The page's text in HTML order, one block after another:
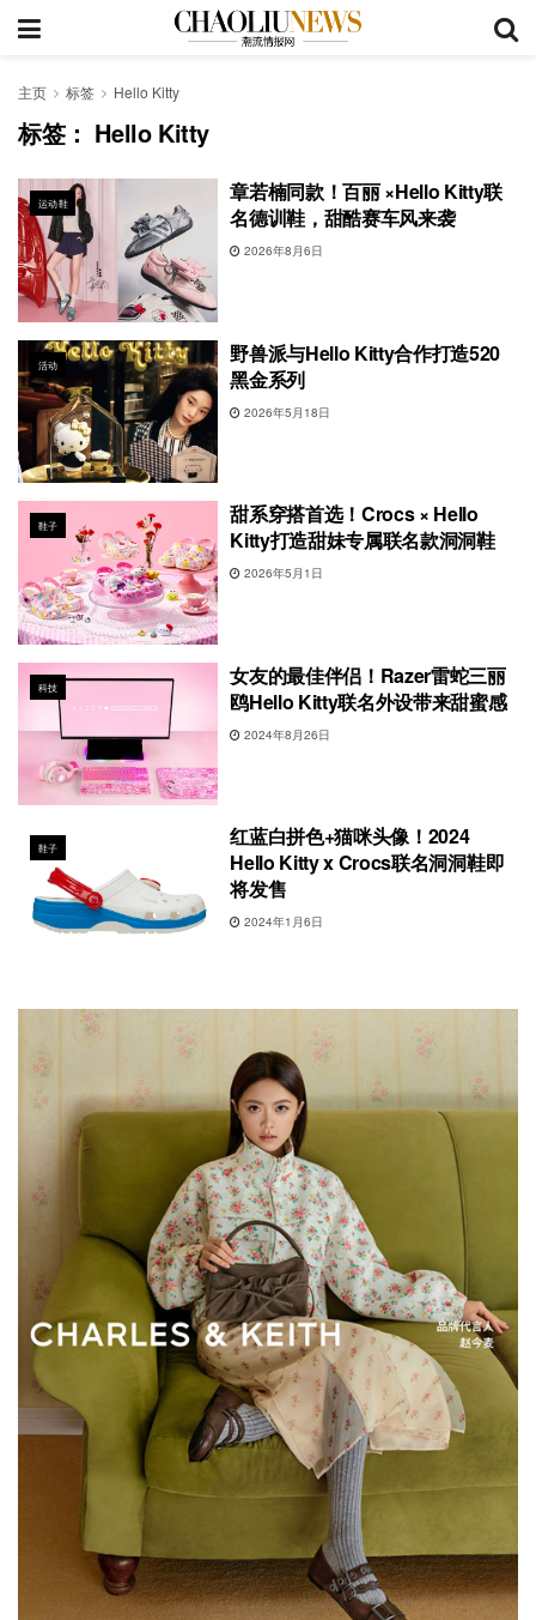
主页 标签 Hello Kitty
标签： Hello Kitty
运动鞋
章若楠同款！百丽 ×Hello Kitty联
名德训鞋，甜酷赛车风来袭
2026年8月6日
活动
野兽派与Hello Kitty合作打造520
黑金系列
2026年5月18日
鞋子
甜系穿搭首选！Crocs × Hello
Kitty打造甜妹专属联名款洞洞鞋
2026年5月1日
科技
女友的最佳伴侣！Razer雷蛇三丽
鸥Hello Kitty联名外设带来甜蜜感
2024年8月26日
鞋子
红蓝白拼色+猫咪头像！2024
Hello Kitty x Crocs联名洞洞鞋即
将发售
2024年1月6日